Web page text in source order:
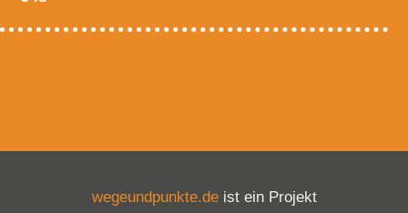
wegeundpunkte.deist ein Projekt